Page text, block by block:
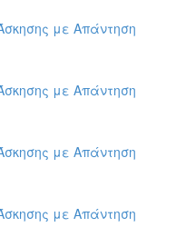
με Απάντηση
με Απάντηση
με Απάντηση
με Απάντηση